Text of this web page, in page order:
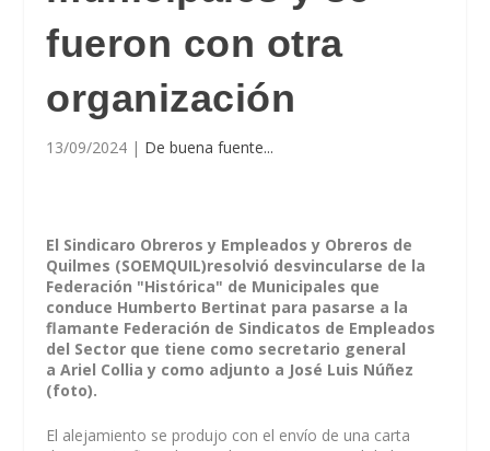
fueron con otra
organización
13/09/2024 | De buena fuente...
El Sindicaro Obreros y Empleados y Obreros de
Quilmes (SOEMQUIL)resolvió desvincularse de la
Federación "Histórica" de Municipales que
conduce Humberto Bertinat para pasarse a la
flamante Federación de Sindicatos de Empleados
del Sector que tiene como secretario general
a Ariel Collia y como adjunto a José Luis Núñez
(foto).
El alejamiento se produjo con el envío de una carta